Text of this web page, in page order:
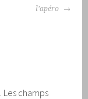
l’apéro
Les champs